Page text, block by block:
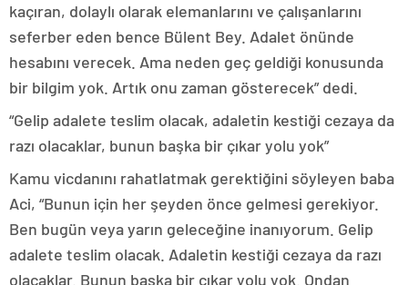
kaçıran, dolaylı olarak elemanlarını ve çalışanlarını
seferber eden bence Bülent Bey. Adalet önünde
hesabını verecek. Ama neden geç geldiği konusunda
bir bilgim yok. Artık onu zaman gösterecek” dedi.
“Gelip adalete teslim olacak, adaletin kestiği cezaya da
razı olacaklar, bunun başka bir çıkar yolu yok”
Kamu vicdanını rahatlatmak gerektiğini söyleyen baba
Aci, “Bunun için her şeyden önce gelmesi gerekiyor.
Ben bugün veya yarın geleceğine inanıyorum. Gelip
adalete teslim olacak. Adaletin kestiği cezaya da razı
olacaklar. Bunun başka bir çıkar yolu yok. Ondan